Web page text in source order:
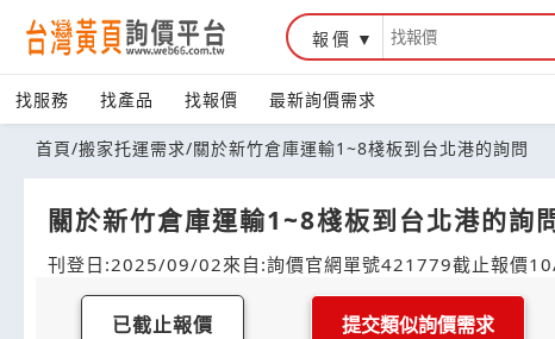
報價
找服務 找產品 找報價 最新詢價需求
首頁/搬家托運需求/關於新竹倉庫運輸1~8棧板到台北港的詢問
關於新竹倉庫運輸1~8棧板到台北港的詢
刊登日:2025/09/02來自:詢價官網單號421779截止報價
已截止報價 提交類似詢價需求